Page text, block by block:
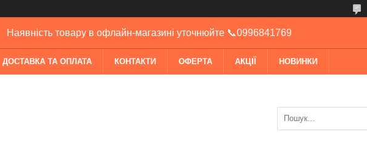
Наявність товару в офлайн-магазині уточнюйте 📞0996841769
ДОСТАВКА ТА ОПЛАТА КОНТАКТИ ОФЕРТА АКЦІЇ НОВИНКИ